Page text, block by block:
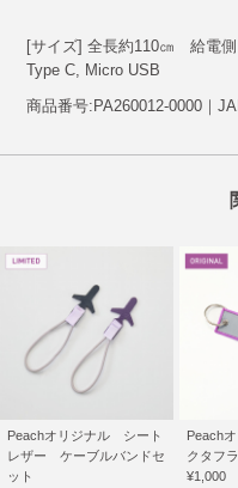
[サイズ] 全長約110㎝ 給電
Type C, Micro USB
商品番号:PA260012-0000｜
Peachオリジナル シート
レザー ケーブルバンドセ
ット
Peach
クタフ
¥1,000